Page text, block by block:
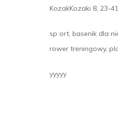
KozakKozaki 8, 23-
sp ort, basenik dla
rower treningowy,
yyyyy